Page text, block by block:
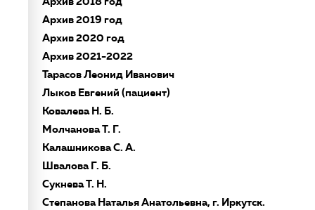
Архив 2019 год
Архив 2020 год
Архив 2021-2022
Тарасов Леонид Иванович
Лыков Евгений (пациент)
Ковалева Н. Б.
Молчанова Т. Г.
Калашникова С. А.
Швалова Г. Б.
Сукнева Т. Н.
Степанова Наталья Анатольевна, г. Иркутск.